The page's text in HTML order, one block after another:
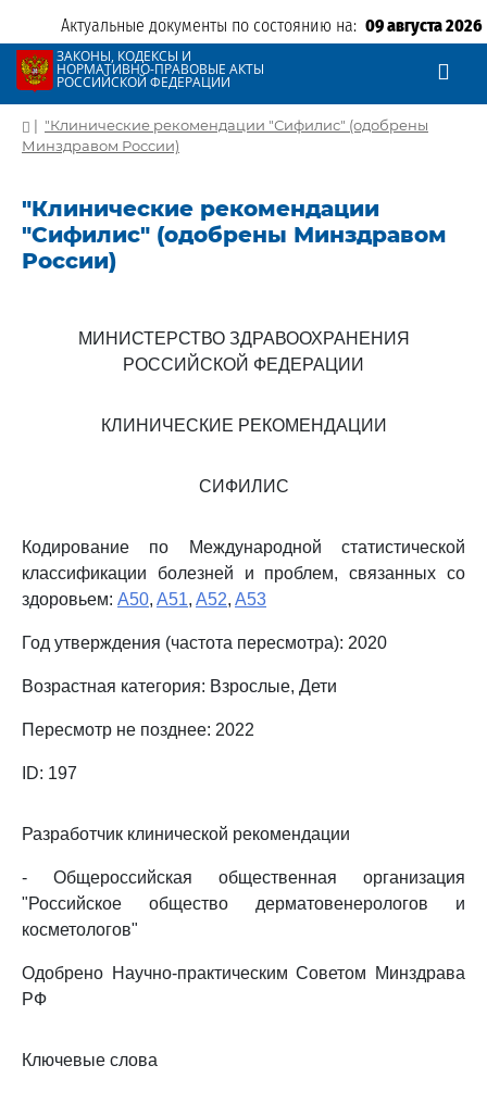
Актуальные документы по состоянию на: 09 августа 2026
ЗАКОНЫ, КОДЕКСЫ И
НОРМАТИВНО-ПРАВОВЫЕ АКТЫ
РОССИЙСКОЙ ФЕДЕРАЦИИ
| "Клинические рекомендации "Сифилис" (одобрены
Минздравом России)
"Клинические рекомендации
"Сифилис" (одобрены Минздравом
России)
МИНИСТЕРСТВО ЗДРАВООХРАНЕНИЯ
РОССИЙСКОЙ ФЕДЕРАЦИИ
КЛИНИЧЕСКИЕ РЕКОМЕНДАЦИИ
СИФИЛИС
Кодирование по Международной статистической
классификации болезней и проблем, связанных со
здоровьем: A50, A51, A52, A53
Год утверждения (частота пересмотра): 2020
Возрастная категория: Взрослые, Дети
Пересмотр не позднее: 2022
ID: 197
Разработчик клинической рекомендации
- Общероссийская общественная организация
"Российское общество дерматовенерологов и
косметологов"
Одобрено Научно-практическим Советом Минздрава
РФ
Ключевые слова